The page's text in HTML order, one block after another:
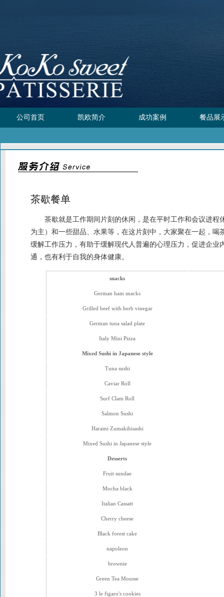
公司首页 凯欧简介 成功案例 餐品展
茶歇餐单
茶歇就是工作期间片刻的休闲，是在平时工作和会议进程
为主）和一些甜品、水果等，在这片刻中，大家聚在一起，喝
缓解工作压力，有助于缓解现代人普遍的心理压力，促进企业
通，也有利于自我的身体健康。
snacks
German ham snacks
Grilled beef with herb vinegar
German tuna salad plate
Italy Mini Pizza
Mixed Sushi in Japanese style
Tuna sushi
Caviar Roll
Surf Clam Roll
Salmon Sushi
Harami Zumakihisashi
Mixed Sushi in Japanese style
Desserts
Fruit sundae
Mocha black
Italian Cassatt
Cherry cheese
Black forest cake
napoleon
brownie
Green Tea Mousse
3 le figaro's cookies